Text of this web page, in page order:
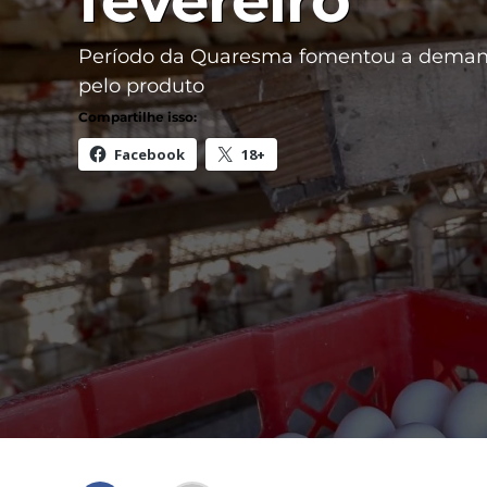
Período da Quaresma fomentou a
pelo produto
Compartilhe isso:
Facebook 18+